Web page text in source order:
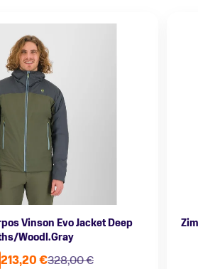
Vinson Evo Jacket Deep
Woodl.Gray
328,00 €
213,20 €